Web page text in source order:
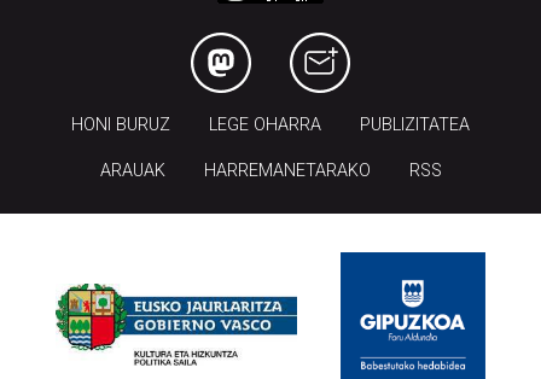
HONI BURUZ LEGE OHARRA PUBLIZITATEA
ARAUAK HARREMANETARAKO RSS